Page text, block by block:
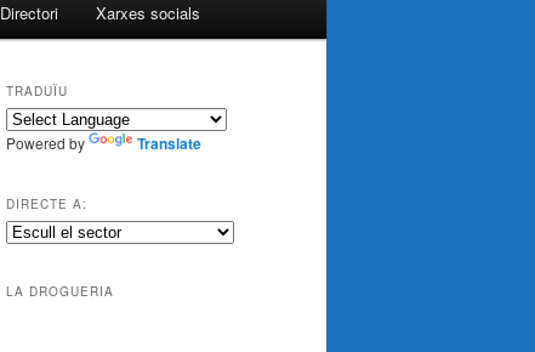
Directori Xarxes socials
TRADUÏU
Powered by Translate
DIRECTE A:
LA DROGUERIA